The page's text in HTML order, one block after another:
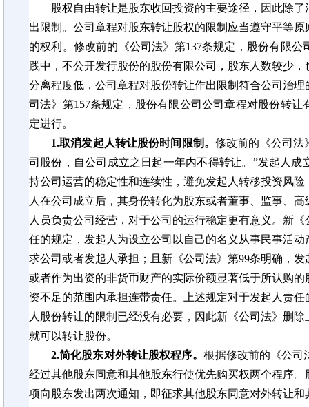
股权自由转让是股东收回投资的主要途径，因此除
出限制。公司章程对股东转让股权的限制应当遵守平等
的权利。修改前的《公司法》第137条规定，股份有限公
践中，不公开发行股份的股份有限公司，股东人数较少
分离程度低，公司章程对股份转让作出限制符合公司治
司法》第157条规定，股份有限公司公司章程对股份转
定进行。
1.取消发起人转让股份时间限制。 修改前的《公司法
司股份，自公司成立之日起一年内不得转让。”发起人
持公司运营的稳定性和连续性，避免发起人转移投资风
人在公司成立后，其身份转化为股东或者董事、监事、
人员负责公司经营，对于公司的运行稳定更有意义。新
任的规定，发起人为设立公司以自己的名义从事民事活
求公司或者发起人承担；且新《公司法》第99条明确，
或者作为出资的非货币财产的实际价额显著低于所认购
资不足的范围内承担连带责任。上述规定对于发起人责
人股份转让的限制已经没有必要，因此新《公司法》删
就可以转让股份。
2.简化股东对外转让股权程序。根据修改前的《公司
经过其他股东同意和其他股东行使优先购买权两个程序
项向股东发出两次通知，即征求其他股东同意对外转让